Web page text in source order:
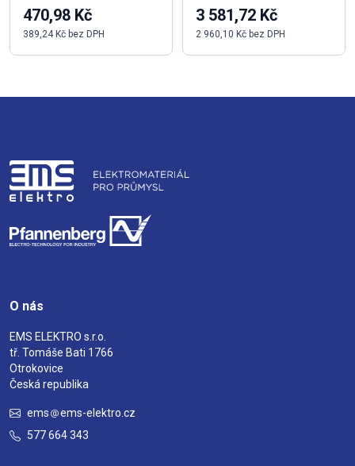
470,98 Kč
389,24 Kč bez DPH
3 581,72 Kč
2 960,10 Kč bez DPH
O nás
EMS ELEKTRO s.r.o.
tř. Tomáše Bati 1766
Otrokovice
Česká republika
ems
ems-elektro.cz
577 664 343